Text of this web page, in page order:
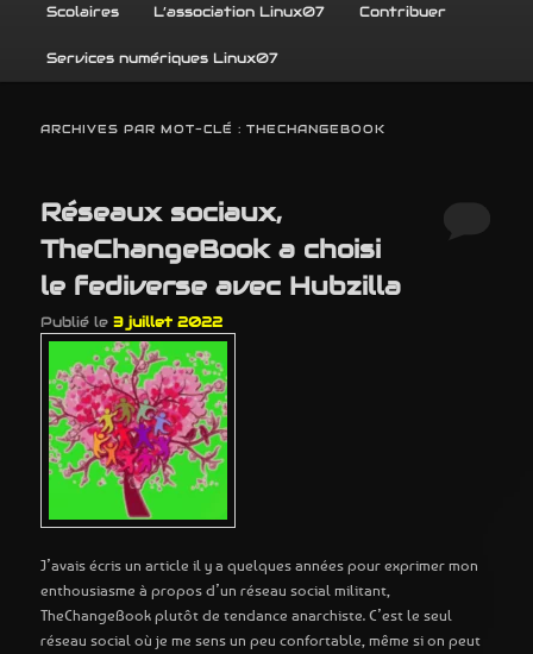
Scolaires L’association Linux07 Contribuer
Services numériques Linux07
ARCHIVES PAR MOT-CLÉ :THECHANGEBOOK
Réseaux sociaux,
TheChangeBook a choisi
le fediverse avec Hubzilla
Publié le3 juillet 2022
J’avais écris un article il y a quelques années pour exprimer mon
enthousiasme à propos d’un réseau social militant,
TheChangeBook plutôt de tendance anarchiste. C’est le seul
réseau social où je me sens un peu confortable, même si on peut